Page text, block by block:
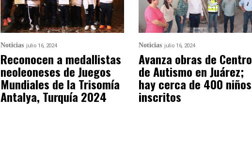
Noticias julio 16, 2024
Reconocen a medallistas
neoleoneses de Juegos
Mundiales de la Trisomía
Antalya, Turquía 2024
Noticias julio 16, 2024
Avanza obras de Centro
de Autismo en Juárez;
hay cerca de 400 niños
inscritos